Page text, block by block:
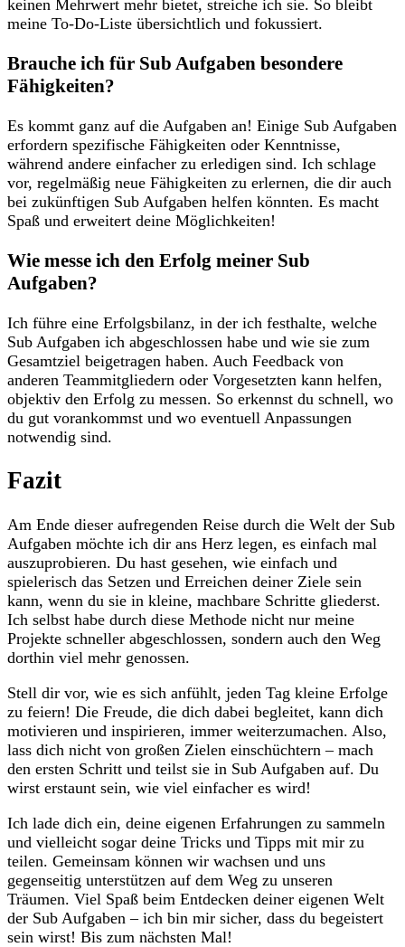
keinen‌ Mehrwert mehr bietet, streiche ich sie. So bleibt
meine ‍To-Do-Liste​ übersichtlich und fokussiert.
Brauche ich ​für Sub Aufgaben besondere
Fähigkeiten?
Es kommt ganz auf die Aufgaben ⁣an! Einige Sub Aufgaben
erfordern spezifische Fähigkeiten⁣ oder ​Kenntnisse,
während andere einfacher zu erledigen⁤ sind. Ich schlage
vor,⁤ regelmäßig neue ⁣Fähigkeiten ⁣zu erlernen, die ‌dir auch
bei ⁢zukünftigen Sub ‍Aufgaben helfen könnten. Es macht
‍Spaß ⁢und erweitert deine Möglichkeiten!
Wie⁤ messe ich ⁣den ⁢Erfolg meiner Sub⁢
Aufgaben?
Ich führe eine Erfolgsbilanz, in der ich festhalte, welche
Sub ⁣Aufgaben⁢ ich ‌abgeschlossen habe ‍und wie sie zum
Gesamtziel ‍beigetragen⁢ haben. Auch Feedback von
anderen​ Teammitgliedern oder Vorgesetzten kann helfen,
objektiv⁤ den Erfolg zu messen. ⁤So erkennst du schnell, wo
⁣du gut vorankommst‍ und‌ wo eventuell Anpassungen
notwendig ‌sind.
Fazit
Am​ Ende dieser⁢ aufregenden ‌Reise⁢ durch die Welt der ⁣Sub
Aufgaben möchte ich dir ans‍ Herz legen, es einfach mal
auszuprobieren.⁢ Du ‌hast‍ gesehen, wie einfach und
spielerisch das Setzen und⁣ Erreichen‍ deiner ⁤Ziele⁢ sein
kann, wenn du sie in kleine, ⁢machbare Schritte gliederst.
Ich selbst habe durch diese Methode nicht nur meine
Projekte⁣ schneller ​abgeschlossen,⁢ sondern auch den⁤ Weg ​
dorthin​ viel mehr genossen. ⁤
Stell​ dir vor,‍ wie es ⁣sich anfühlt, ⁣jeden Tag⁣ kleine Erfolge
zu ​feiern! Die Freude, die dich ⁣dabei begleitet, kann dich​
motivieren und inspirieren, immer⁢ weiterzumachen. Also,
lass dich nicht von großen‍ Zielen‍ einschüchtern – mach
den ersten Schritt und teilst sie⁢ in Sub Aufgaben auf.​ Du
wirst erstaunt ⁣sein, wie viel einfacher ⁣es ​wird!
Ich lade dich⁤ ein,​ deine eigenen​ Erfahrungen zu sammeln‍
und vielleicht sogar deine Tricks⁣ und Tipps mit mir zu
teilen. Gemeinsam können‌ wir wachsen ⁢und uns
gegenseitig unterstützen auf dem Weg zu ⁤unseren
Träumen. Viel Spaß‍ beim ‍Entdecken deiner eigenen Welt
⁢der Sub Aufgaben – ich bin mir sicher, dass du begeistert
sein wirst! Bis zum nächsten Mal!